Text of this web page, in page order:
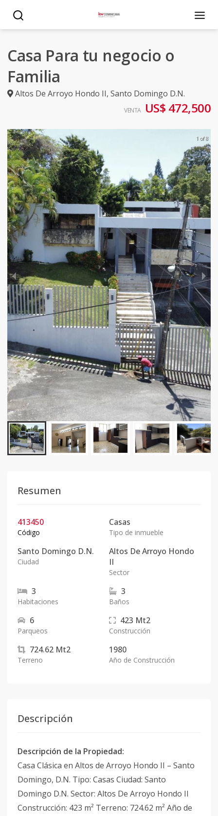
Casa Para tu negocio o
Familia
Altos De Arroyo Hondo II, Santo Domingo D.N.
VENTA US$ 472,500
1 of 8
Resumen
413450
Código
Casas
Tipo de inmueble
Santo Domingo D.N.
Ciudad
Altos De Arroyo Hondo
II
Sector
3
Habitaciones
3
Baños
6
Parqueos
423 Mt2
Construcción
724.62 Mt2
Terreno
1980
Año de Construcción
Descripción
Descripción de la Propiedad:
Casa Clásica en Altos de Arroyo Hondo II – Santo
Domingo, D.N. Tipo: Casas Ciudad: Santo
Domingo D.N. Sector: Altos De Arroyo Hondo II
Construcción: 423 m² Terreno: 724.62 m² Año de